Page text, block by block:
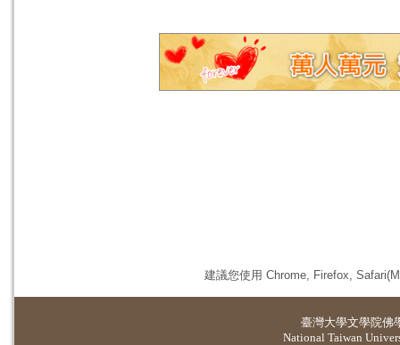
建議您使用 Chrome, Firefox,
臺灣大學文學院佛
National Taiwan